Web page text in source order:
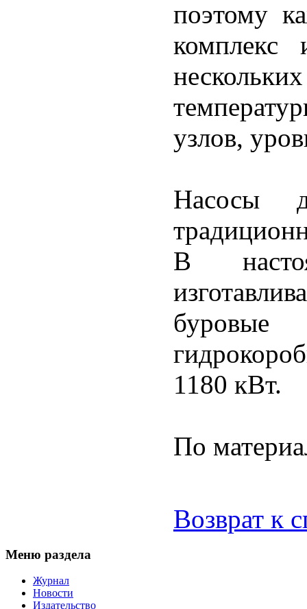
поэтому
комплекс
узлов,
Насосы
В
1180 кВт.
По
Возврат к
Меню раздела
Журнал
Новости
Издательство